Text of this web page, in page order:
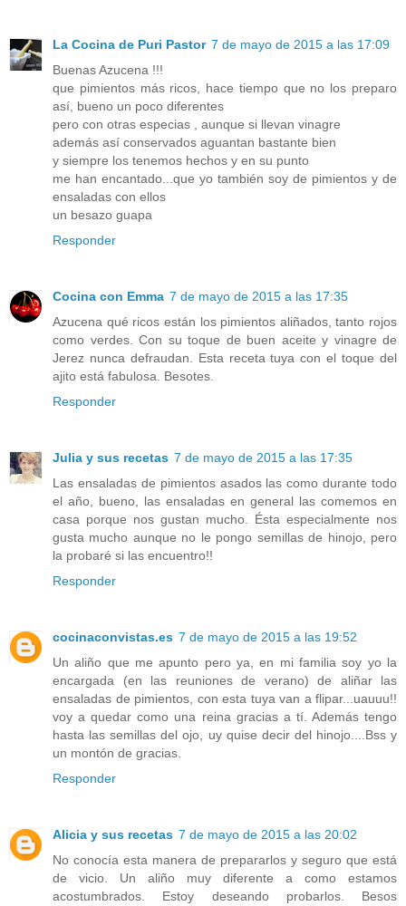
La Cocina de Puri Pastor 7 de mayo de 2015 a las 17:09
Buenas Azucena !!!
que pimientos más ricos, hace tiempo que no los preparo
así, bueno un poco diferentes
pero con otras especias , aunque si llevan vinagre
además así conservados aguantan bastante bien
y siempre los tenemos hechos y en su punto
me han encantado...que yo también soy de pimientos y de
ensaladas con ellos
un besazo guapa
Responder
Cocina con Emma 7 de mayo de 2015 a las 17:35
Azucena qué ricos están los pimientos aliñados, tanto rojos
como verdes. Con su toque de buen aceite y vinagre de
Jerez nunca defraudan. Esta receta tuya con el toque del
ajito está fabulosa. Besotes.
Responder
Julia y sus recetas 7 de mayo de 2015 a las 17:35
Las ensaladas de pimientos asados las como durante todo
el año, bueno, las ensaladas en general las comemos en
casa porque nos gustan mucho. Ésta especialmente nos
gusta mucho aunque no le pongo semillas de hinojo, pero
la probaré si las encuentro!!
Responder
cocinaconvistas.es 7 de mayo de 2015 a las 19:52
Un aliño que me apunto pero ya, en mi familia soy yo la
encargada (en las reuniones de verano) de aliñar las
ensaladas de pimientos, con esta tuya van a flipar...uauuu!!
voy a quedar como una reina gracias a tí. Además tengo
hasta las semillas del ojo, uy quise decir del hinojo....Bss y
un montón de gracias.
Responder
Alicia y sus recetas 7 de mayo de 2015 a las 20:02
No conocía esta manera de prepararlos y seguro que está
de vicio. Un aliño muy diferente a como estamos
acostumbrados. Estoy deseando probarlos. Besos